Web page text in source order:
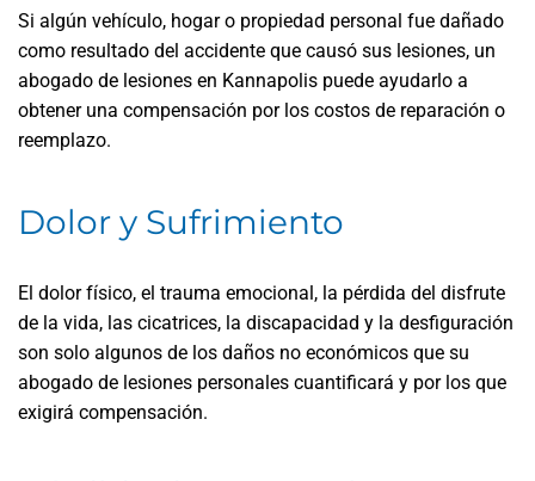
Si algún vehículo, hogar o propiedad personal fue dañado
como resultado del accidente que causó sus lesiones, un
abogado de lesiones en Kannapolis puede ayudarlo a
obtener una compensación por los costos de reparación o
reemplazo.
Dolor y Sufrimiento
El dolor físico, el trauma emocional, la pérdida del disfrute
de la vida, las cicatrices, la discapacidad y la desfiguración
son solo algunos de los daños no económicos que su
abogado de lesiones personales cuantificará y por los que
exigirá compensación.